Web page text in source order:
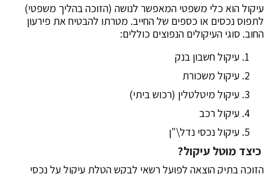
עיקול הוא כלי משפטי המאפשר לנושה (הזוכה בהליך משפטי)
לתפוס נכסים או כספים של החייב. מטרתו להבטיח את פירעון
החוב. סוגי העיקולים הנפוצים כוללים:
עיקול חשבון בנק
עיקול משכורת
עיקול מיטלטלין (רכוש ביתי)
עיקול רכב
עיקול נכסי נדל\"ן
כיצד מוטל עיקול?
הזוכה בתיק הוצאה לפועל רשאי לבקש הטלת עיקול על נכסי